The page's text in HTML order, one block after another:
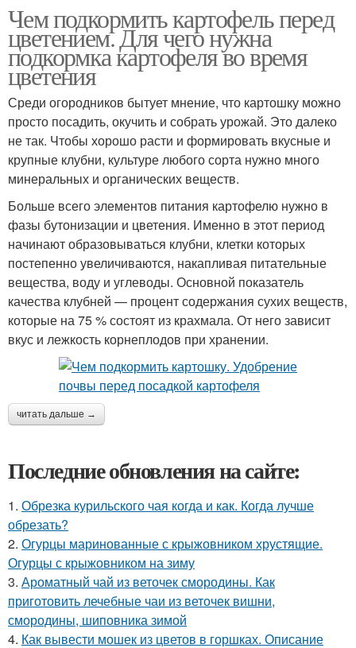
Чем подкормить картофель перед
цветением. Для чего нужна
подкормка картофеля во время
цветения
Среди огородников бытует мнение, что картошку можно
просто посадить, окучить и собрать урожай. Это далеко
не так. Чтобы хорошо расти и формировать вкусные и
крупные клубни, культуре любого сорта нужно много
минеральных и органических веществ.
Больше всего элементов питания картофелю нужно в
фазы бутонизации и цветения. Именно в этот период
начинают образовываться клубни, клетки которых
постепенно увеличиваются, накапливая питательные
вещества, воду и углеводы. Основной показатель
качества клубней — процент содержания сухих веществ,
которые на 75 % состоят из крахмала. От него зависит
вкус и лежкость корнеплодов при хранении.
читать дальше →
Последние обновления на сайте:
1. Обрезка курильского чая когда и как. Когда лучше
обрезать?
2. Огурцы маринованные с крыжовником хрустящие.
Огурцы с крыжовником на зиму
3. Ароматный чай из веточек смородины. Как
приготовить лечебные чаи из веточек вишни,
смородины, шиповника зимой
4. Как вывести мошек из цветов в горшках. Описание